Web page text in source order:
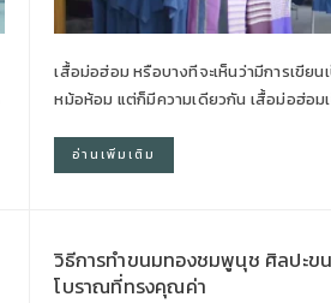
เสื้อม่อฮ่อม หรือบางทีจะเห็นว่ามีการเขียน
หม้อห้อม แต่ก็มีความเดียวกัน เสื้อม่อฮ่อม
อ่านเพิ่มเติม
วิธีการทำขนมทองชมพูนุช ศิลปะข
โบราณที่ทรงคุณค่า